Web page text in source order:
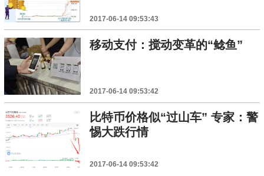
2017-06-14 09:53:43
移动支付：搅动变革的“鲶鱼”
2017-06-14 09:53:42
比特币价格似“过山车” 专家：警
惕大跌行情
2017-06-14 09:53:42